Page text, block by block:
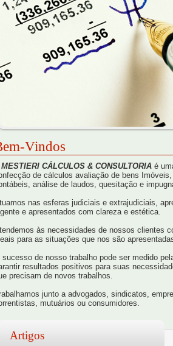
Vindos
MESTIERI CÁLCULOS & CONSULTORIA é
de cálculos avaliação de bens
análise de laudos, quesitação e
nas esferas judiciais e extrajudiciais,
e apresentados com clareza e estética.
às necessidades de nossos clientes
para as situações que nos são
sucesso de nosso trabalho pode ser medido
resultados positivos para suas
precisam de novos trabalhos.
junto a advogados, sindicatos,
mutuários ou consumidores.
Artigos